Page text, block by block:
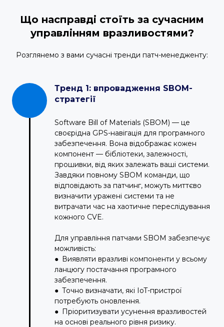
Що насправді стоїть за сучасним
управлінням вразливостями?
Розглянемо з вами сучасні тренди патч-менедженту:
Тренд 1: впровадження SBOM-
стратегії
Software Bill of Materials (SBOM) — це
своєрідна GPS-навігація для програмного
забезпечення. Вона відображає кожен
компонент — бібліотеки, залежності,
прошивки, від яких залежать ваші системи.
Завдяки повному SBOM команди, що
відповідають за патчинг, можуть миттєво
визначити уражені системи та не
витрачати час на хаотичне переслідування
кожного CVE.
Для управління патчами SBOM забезпечує
можливість:
● Виявляти вразливі компоненти у всьому
ланцюгу постачання програмного
забезпечення.
● Точно визначати, які IoT-пристрої
потребують оновлення.
● Пріоритизувати усунення вразливостей
на основі реального рівня ризику.